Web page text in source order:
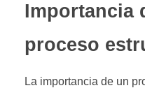
Importancia
proceso
La importancia de un